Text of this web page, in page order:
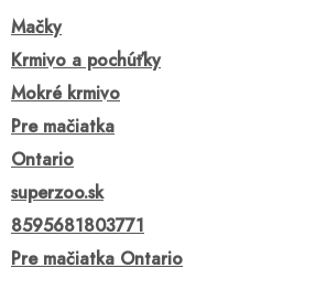
Mačky
Krmivo a pochúťky
Mokré krmivo
Pre mačiatka
Ontario
superzoo.sk
8595681803771
Pre mačiatka Ontario